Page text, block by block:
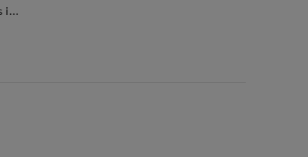
DAY by DAY It's international